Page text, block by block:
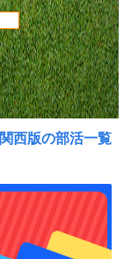
関西版の部活一覧